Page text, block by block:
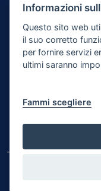
XIII
Dichiarazione di
Note Legali
Informazioni
Questo sito web
il suo corretto
per fornire servizi
ultimi saranno
Fammi scegliere